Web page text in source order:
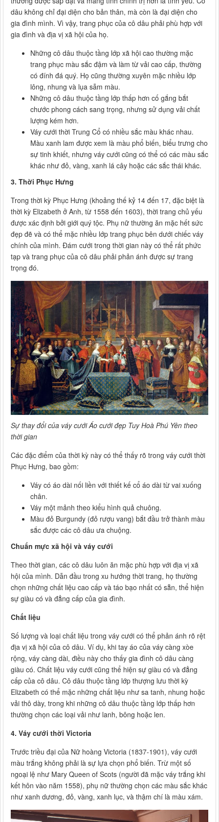
dâu không chỉ đại diện cho bản thân, mà còn là đại diện cho
gia đình mình. Vì vậy, trang phục của cô dâu phải phù hợp với
gia đình và địa vị xã hội của họ.
Những cô dâu thuộc tầng lớp xã hội cao thường mặc
trang phục màu sắc đậm và làm từ vải cao cấp, thường
có đính đá quý. Họ cũng thường xuyên mặc nhiều lớp
lông, nhung và lụa sẫm màu.
Những cô dâu thuộc tầng lớp thấp hơn cố gắng bắt
chước phong cách sang trọng, nhưng sử dụng vải chất
lượng kém hơn.
Váy cưới thời Trung Cổ có nhiều sắc màu khác nhau.
Màu xanh lam được xem là màu phổ biến, biểu trưng cho
sự tinh khiết, nhưng váy cưới cũng có thể có các màu sắc
khác như đỏ, vàng, xanh lá cây hoặc các sắc thái khác.
3. Thời Phục Hưng
Trong thời kỳ Phục Hưng (khoảng thế kỷ 14 đến 17, đặc biệt là
thời kỳ Elizabeth ở Anh, từ 1558 đến 1603), thời trang chủ yếu
được xác định bởi giới quý tộc. Phụ nữ thường ăn mặc hết sức
đẹp đẽ và có thể mặc nhiều lớp trang phục bên dưới chiếc váy
chính của mình. Đám cưới trong thời gian này có thể rất phức
tạp và trang phục của cô dâu phải phản ánh được sự trang
trọng đó.
Sự thay đổi của váy cưới Áo cưới đẹp Tuy Hoà Phú Yên theo
thời gian
Các đặc điểm của thời kỳ này có thể thấy rõ trong váy cưới thời
Phục Hưng, bao gồm:
Váy có áo dài nối liền với thiết kế cổ áo dài từ vai xuống
chân.
Váy một mảnh theo kiểu hình quả chuông.
Màu đỏ Burgundy (đỏ rượu vang) bắt đầu trở thành màu
sắc được các cô dâu ưa chuộng.
Chuẩn mực xã hội và váy cưới
Theo thời gian, các cô dâu luôn ăn mặc phù hợp với địa vị xã
hội của mình. Dẫn đầu trong xu hướng thời trang, họ thường
chọn những chất liệu cao cấp và táo bạo nhất có sẵn, thể hiện
sự giàu có và đẳng cấp của gia đình.
Chất liệu
Số lượng và loại chất liệu trong váy cưới có thể phản ánh rõ rệt
địa vị xã hội của cô dâu. Ví dụ, khi tay áo của váy càng xòe
rộng, váy càng dài, điều này cho thấy gia đình cô dâu càng
giàu có. Chất liệu váy cưới cũng thể hiện sự giàu có và đẳng
cấp của cô dâu. Cô dâu thuộc tầng lớp thượng lưu thời kỳ
Elizabeth có thể mặc những chất liệu như sa tanh, nhung hoặc
vải thô dày, trong khi những cô dâu thuộc tầng lớp thấp hơn
thường chọn các loại vải như lanh, bông hoặc len.
4. Váy cưới thời Victoria
Trước triều đại của Nữ hoàng Victoria (1837-1901), váy cưới
màu trắng không phải là sự lựa chọn phổ biến. Trừ một số
ngoại lệ như Mary Queen of Scots (người đã mặc váy trắng khi
kết hôn vào năm 1558), phụ nữ thường chọn các màu sắc khác
như xanh dương, đỏ, vàng, xanh lục, và thậm chí là màu xám.